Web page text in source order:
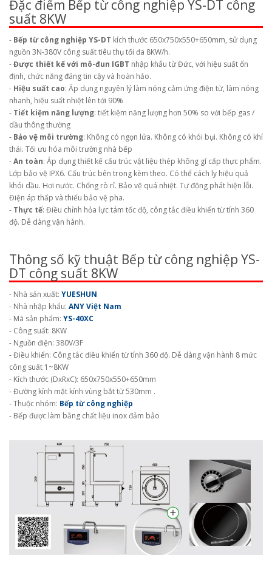
Đặc điểm Bếp từ công nghiệp YS-DT công
suất 8KW
- Bếp từ công nghiệp YS-DT kích thước 650x750x550+650mm, sử dụng
nguồn 3N-380V công suất tiêu thụ tối đa 8KW/h.
-Được thiết kế với mô-đun IGBT nhập khẩu từ Đức, với hiệu suất ổn
định, chức năng đáng tin cậy và hoàn hảo.
- Hiệu suất cao: Áp dụng nguyên lý làm nóng cảm ứng điện từ, làm nóng
nhanh, hiệu suất nhiệt lên tới 90%
- Tiết kiệm năng lượng: tiết kiệm năng lượng hơn 50% so với bếp gas /
dầu thông thường
- Bảo vệ môi trường: Không có ngọn lửa. Không có khói bụi. Không có khí
thải. Tối ưu hóa môi trường nhà bếp
-An toàn: Áp dụng thiết kế cấu trúc vật liệu thép không gỉ cấp thực phẩm.
Lớp bảo vệ IPX6. Cấu trúc bên trong kèm theo. Có thể cách ly hiệu quả
khói dầu. Hơi nước. Chống rò rỉ. Bảo vệ quá nhiệt. Tự động phát hiện lỗi.
Điện áp thấp và thiếu bảo vệ pha.
- Thực tế: Điều chỉnh hỏa lực tám tốc độ, công tắc điều khiển từ tính 360
độ. Dễ dàng vận hành.
Thông số kỹ thuật Bếp từ công nghiệp YS-
DT công suất 8KW
- Nhà sản xuất: YUESHUN
- Nhà nhập khẩu: ANY Việt Nam
- Mã sản phẩm: YS-40XC
- Công suất: 8KW
- Nguồn điện: 380V/3F
- Điều khiển: Công tắc điều khiển từ tính 360 độ. Dễ dàng vận hành 8 mức
công suất 1~8KW
- Kích thước (DxRxC): 650x750x550+650mm
- Đường kính mặt kính vùng bắt từ 530mm .
- Thuộc nhóm: Bếp từ công nghiệp
- Bếp được làm bằng chất liệu inox đảm bảo